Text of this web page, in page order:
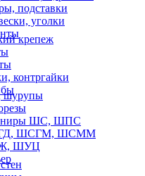
подставки
уголки
крепеж
контргайки
шурупы
ШС, ШПС
ШСГМ, ШСММ
ШУЦ